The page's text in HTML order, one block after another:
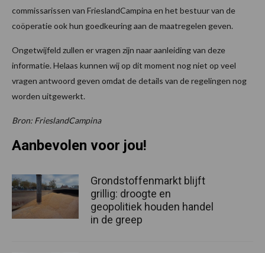
commissarissen van FrieslandCampina en het bestuur van de
coöperatie ook hun goedkeuring aan de maatregelen geven.
Ongetwijfeld zullen er vragen zijn naar aanleiding van deze
informatie. Helaas kunnen wij op dit moment nog niet op veel
vragen antwoord geven omdat de details van de regelingen nog
worden uitgewerkt.
Bron: FrieslandCampina
Aanbevolen voor jou!
Grondstoffenmarkt blijft
grillig: droogte en
geopolitiek houden handel
in de greep